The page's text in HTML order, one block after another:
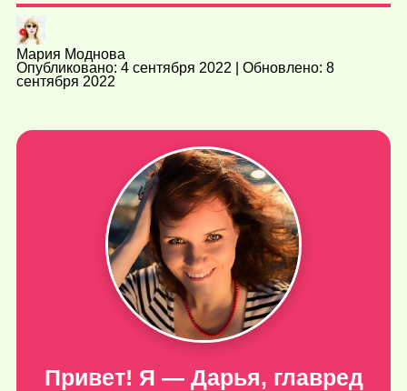
Мария Моднова
Опубликовано: 4 сентября 2022 | Обновлено: 8
сентября 2022
Привет! Я — Дарья, главред